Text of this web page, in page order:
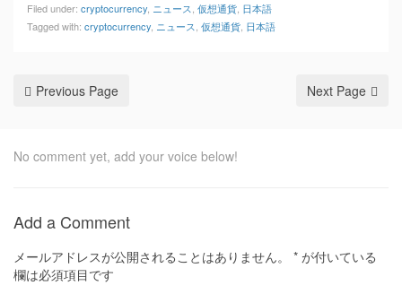
Filed under: cryptocurrency ニュース 仮想通貨 日本語
Tagged with: cryptocurrency ニュース 仮想通貨 日本語
Previous Page Next Page
No comment yet, add your voice below!
Add a Comment
メールアドレスが公開されることはありません。 * が付いている
欄は必須項目です